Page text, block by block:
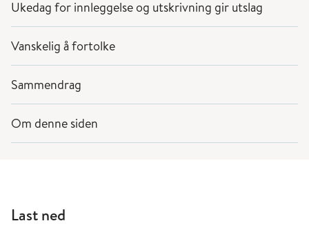
Ukedag for innleggelse og utskrivning gir utslag
Vanskelig å fortolke
Sammendrag
Om denne siden
Last ned